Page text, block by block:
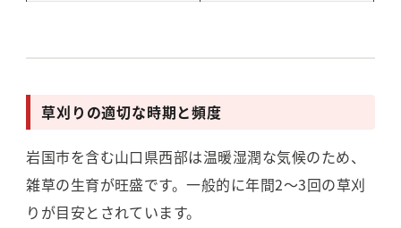
草刈りの適切な時期と頻度
岩国市を含む山口県西部は温暖湿潤な気候のため、
雑草の生育が旺盛です。一般的に年間2〜3回の草刈
りが目安とされています。